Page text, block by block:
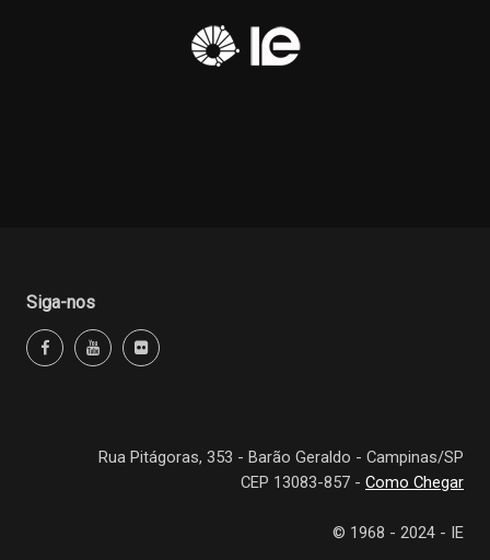
Siga-nos
Rua Pitágoras, 353 - Barão Geraldo - Campinas/SP
CEP 13083-857 - Como Chegar
© 1968 - 2024 - IE